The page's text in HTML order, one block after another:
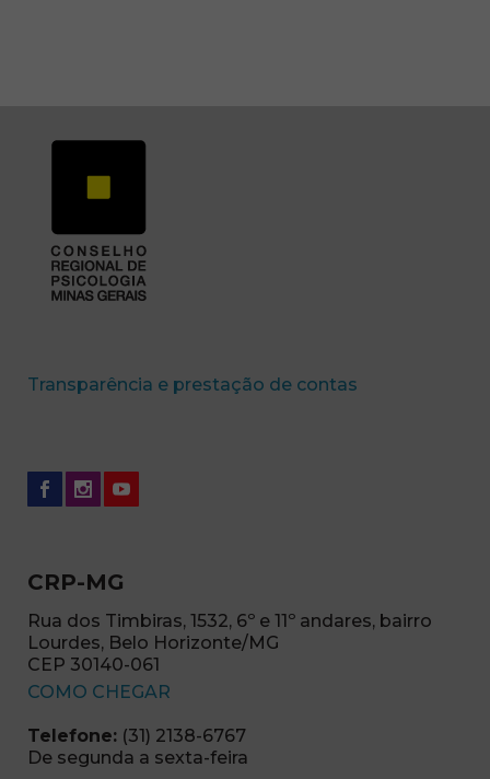
Transparência e prestação de contas
CRP-MG
Rua dos Timbiras, 1532, 6º e 11º andares, bairro
Lourdes, Belo Horizonte/MG
CEP 30140-061
COMO CHEGAR
Telefone: (31) 2138-6767
De segunda a sexta-feira